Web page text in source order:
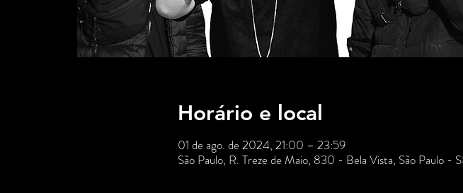
Horário e local
01 de ago. de 2024, 21:00 – 23:59
São Paulo, R. Treze de Maio, 830 - Bela Vista, São Paulo -